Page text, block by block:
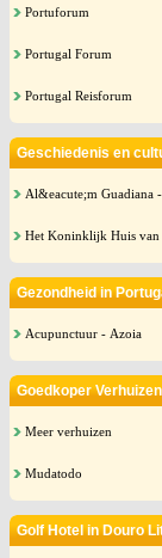
Portuforum
Portugal Forum
Portugal Reisforum
Geschiedenis en
Al&eacute;m Guadiana
Het Koninklijk Huis van
Gezondheid in
Acupunctuur - Azoia
Goedkoper
Meer verhuizen
Mudatodo
Golf Hotel in Douro